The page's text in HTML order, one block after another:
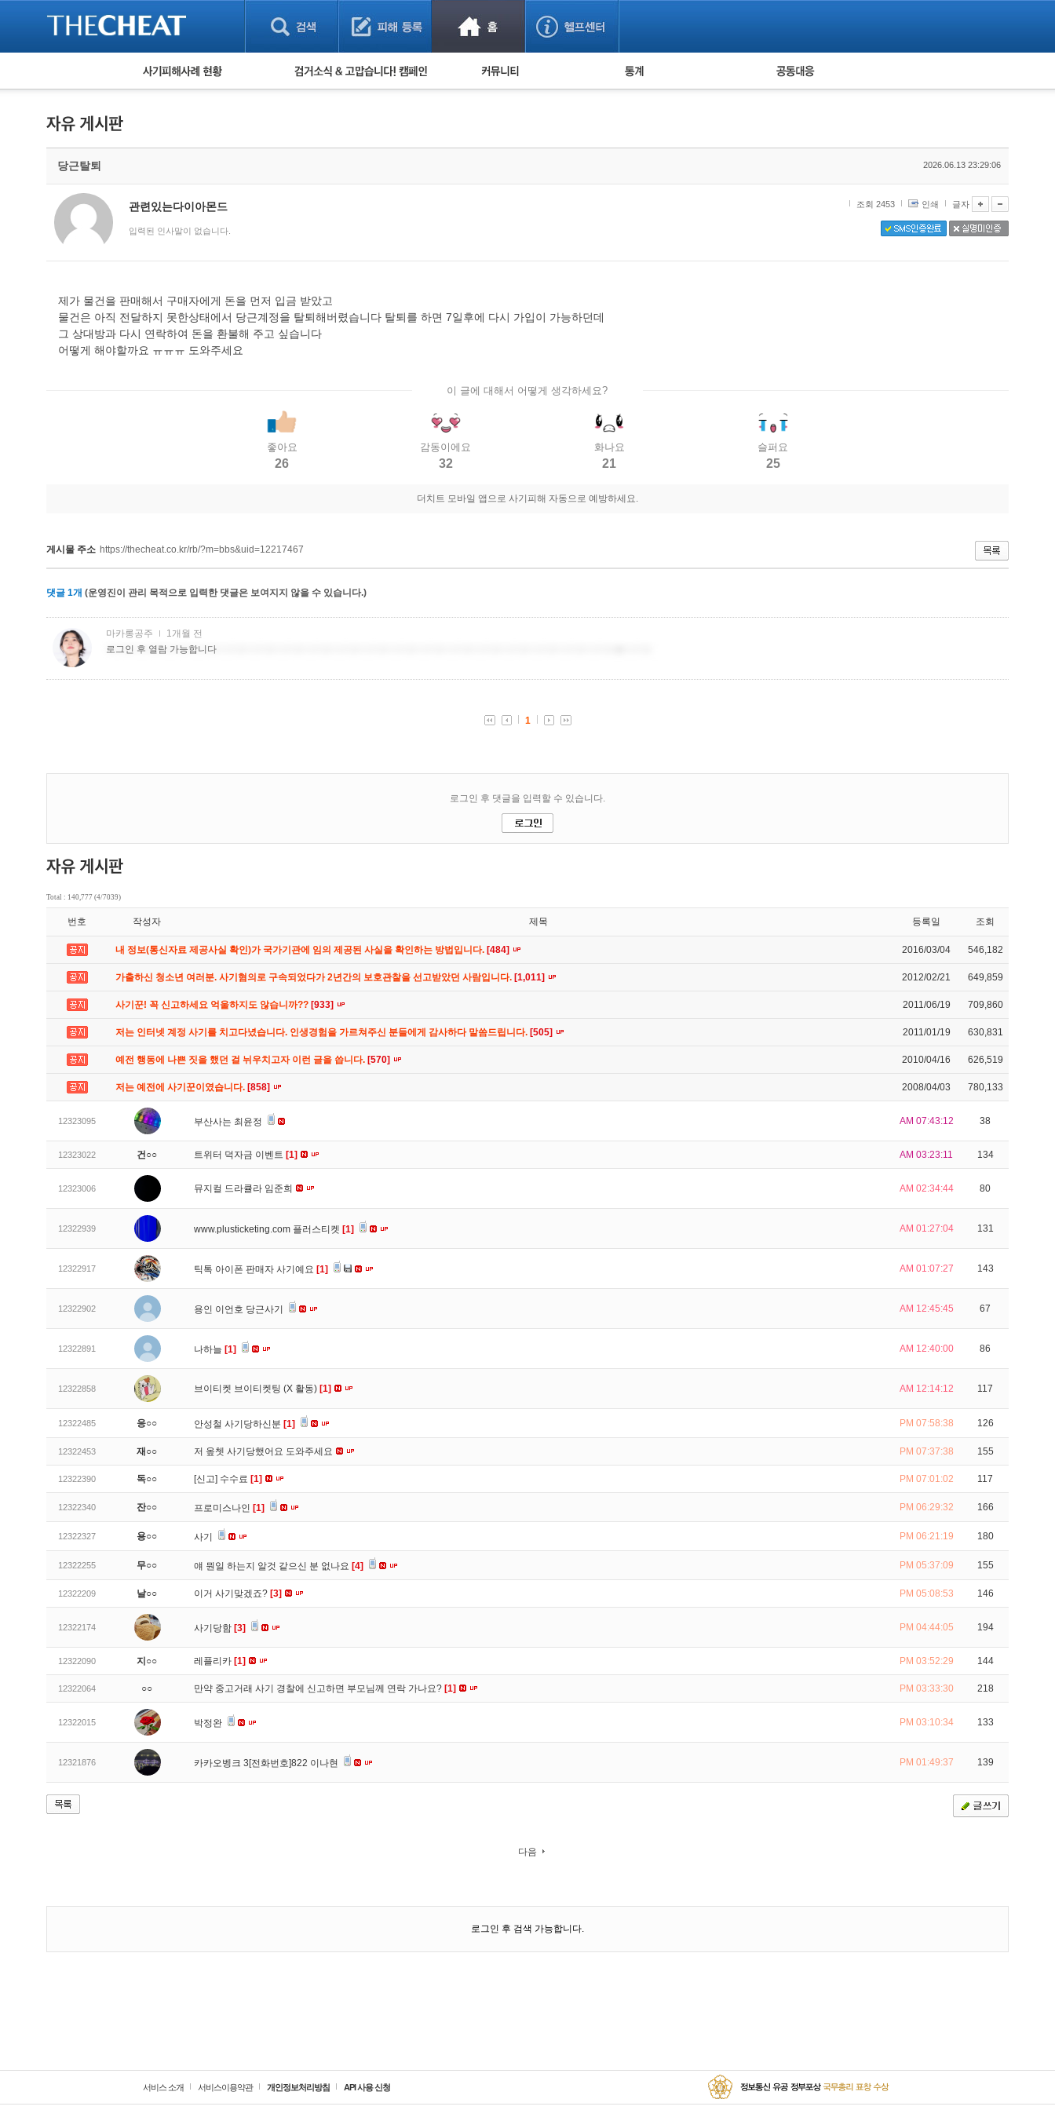
피해사례 현황
유해사이트 목록
비공개 피해사례
검거 소식 사기 예방했어요! 누적 피해사례 통계 피해자 공동대응
당근탈퇴 2026.06.13 23:29:06
관련있는다이아몬드
입력된 인사말이 없습니다.
조회 2453 인쇄 글자
제가 물건을 판매해서 구매자에게 돈을 먼저 입금 받았고
물건은 아직 전달하지 못한상태에서 당근계정을 탈퇴해버렸습니다 탈퇴를 하면 7일후에 다시 가입이 가능하던데
그 상대방과 다시 연락하여 돈을 환불해 주고 싶습니다
어떻게 해야할까요 ㅠㅠㅠ 도와주세요
이 글에 대해서 어떻게 생각하세요?
좋아요
26
감동이에요
32
화나요
21
슬퍼요
25
더치트 모바일 앱으로 사기피해 자동으로 예방하세요.
게시물 주소 https://thecheat.co.kr/rb/?m=bbs&uid=12217467
댓글 1개 (운영진이 관리 목적으로 입력한 댓글은 보여지지 않을 수 있습니다.)
Total : 140,777 (4/7039)
번호 작성자 제목 등록일 조회
내 정보(통신자료 제공사실 확인)가 국가기관에 임의 제공된 사실을 확인하는 방법입니다. [484] 2016/03/04 546,182
가출하신 청소년 여러분. 사기혐의로 구속되었다가 2년간의 보호관찰을 선고받았던 사람입니다. [1,011] 2012/02/21 649,859
사기꾼! 꼭 신고하세요 억울하지도 않습니까?? [933] 2011/06/19 709,860
저는 인터넷 계정 사기를 치고다녔습니다. 인생경험을 가르쳐주신 분들에게 감사하다 말씀드립니다. [505] 2011/01/19 630,831
예전 행동에 나쁜 짓을 했던 걸 뉘우치고자 이런 글을 씁니다. [570] 2010/04/16 626,519
저는 예전에 사기꾼이였습니다. [858] 2008/04/03 780,133
12323095 부산사는 최윤정 AM 07:43:12 38
12323022 건○○ 트위터 덕자금 이벤트 [1] AM 03:23:11 134
12323006 뮤지컬 드라큘라 임준희 AM 02:34:44 80
12322939 www.plusticketing.com 플러스티켓 [1] AM 01:27:04 131
12322917 틱톡 아이폰 판매자 사기예요 [1] AM 01:07:27 143
12322902 용인 이언호 당근사기 AM 12:45:45 67
12322891 나하늘 [1] AM 12:40:00 86
12322858 브이티켓 브이티켓팅 (X 활동) [1] AM 12:14:12 117
12322485 응○○ 안성철 사기당하신분 [1] PM 07:58:38 126
12322453 재○○ 저 옾쳇 사기당했어요 도와주세요 PM 07:37:38 155
12322390 독○○ [신고] 수수료 [1] PM 07:01:02 117
12322340 잔○○ 프로미스나인 [1] PM 06:29:32 166
12322327 용○○ 사기 PM 06:21:19 180
12322255 무○○ 얘 뭔일 하는지 알것 같으신 분 없나요 [4] PM 05:37:09 155
12322209 날○○ 이거 사기맞겠죠? [3] PM 05:08:53 146
12322174 사기당함 [3] PM 04:44:05 194
12322090 지○○ 레플리카 [1] PM 03:52:29 144
12322064 ○○ 만약 중고거래 사기 경찰에 신고하면 부모님께 연락 가나요? [1] PM 03:33:30 218
12322015 박정완 PM 03:10:34 133
12321876 카카오벵크 3[전화번호]822 이나현 PM 01:49:37 139
다음
로그인 후 검색 가능합니다.
서비스 소개 서비스이용약관 개인정보처리방침 API 사용 신청